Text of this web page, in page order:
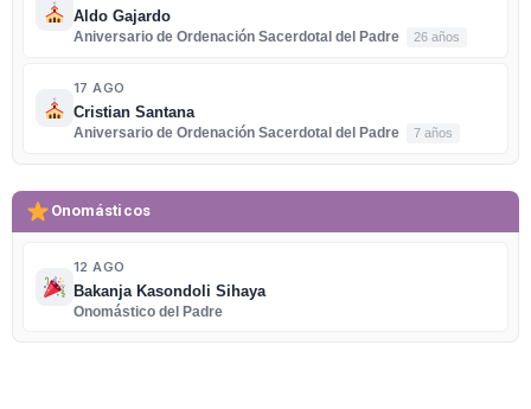
Aldo Gajardo
Aniversario de Ordenación Sacerdotal del Padre
26 años
17 AGO
Cristian Santana
Aniversario de Ordenación Sacerdotal del Padre
7 años
Onomásticos
12 AGO
Bakanja Kasondoli Sihaya
Onomástico del Padre